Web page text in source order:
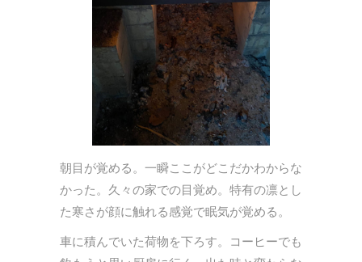
朝目が覚める。一瞬ここがどこだかわからな
かった。久々の家での目覚め。特有の凛とし
た寒さが顔に触れる感覚で眠気が覚める。
車に積んでいた荷物を下ろす。コーヒーでも